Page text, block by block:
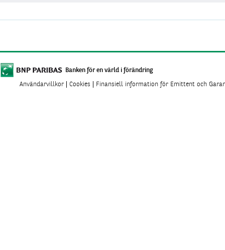
Banken för en värld i förändring
Användarvillkor Cookies Finansiell information för Emittent och